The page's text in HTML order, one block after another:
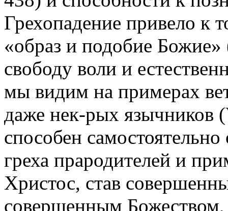
Грехопадение привело к
«образ и подобие
свободу воли и
мы видим на примерах
даже нек-рых
способен
греха прародителей и
Христос, став
совершенным Божеством,